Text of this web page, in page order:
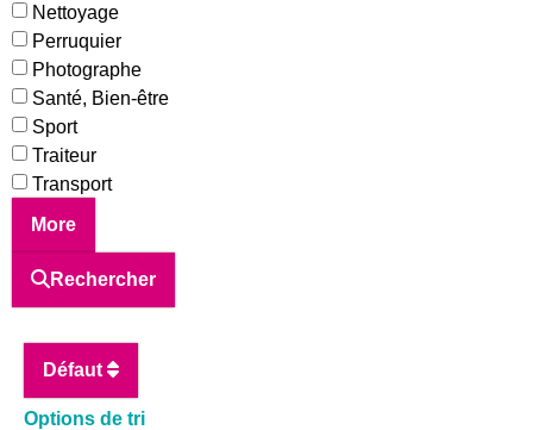
Nettoyage
Perruquier
Photographe
Santé, Bien-être
Sport
Traiteur
Transport
More
Rechercher
Défaut
Options de tri